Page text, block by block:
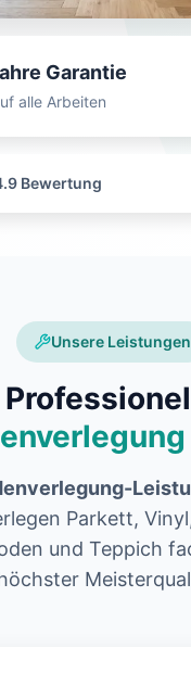
Garantie
alle Arbeiten
Bewertung
Unsere Leistungen
Parkett,
und Teppich